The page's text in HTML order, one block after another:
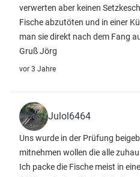
verwerten aber keinen
Fische abzutöten und in einer
man sie direkt nach dem Fang
Gruß Jörg
vor 3 Jahre
Julol6464
Uns wurde in der Prüfung
mitnehmen wollen die alle
Ich packe die Fische meist in